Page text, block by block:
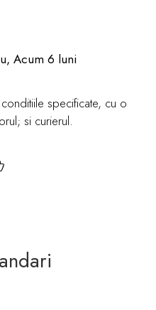
Acum 6 luni
specificate, cu o
si curierul.